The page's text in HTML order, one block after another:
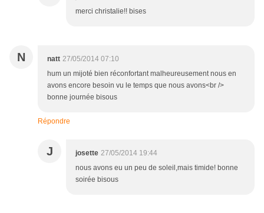
merci christalie!! bises
N natt 27/05/2014 07:10
hum un mijoté bien réconfortant malheureusement nous en
avons encore besoin vu le temps que nous avons<br />
bonne journée bisous
Répondre
J josette 27/05/2014 19:44
nous avons eu un peu de soleil,mais timide! bonne
soirée bisous